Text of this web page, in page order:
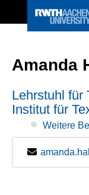
Amanda
Lehrstuhl für
Institut für
Weitere